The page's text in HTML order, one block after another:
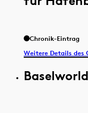
Chronik-Eintrag
Weitere Details des